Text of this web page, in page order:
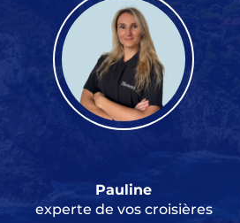
Pauline
experte de vos croisières